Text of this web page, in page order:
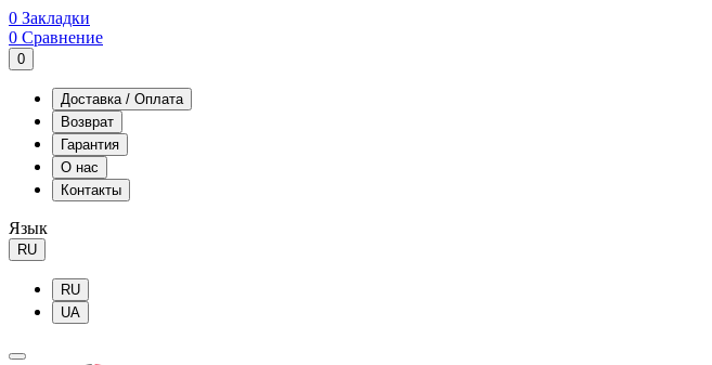
0 Закладки
0 Сравнение
0
Доставка / Оплата
Возврат
Гарантия
О нас
Контакты
Язык
RU
RU
UA